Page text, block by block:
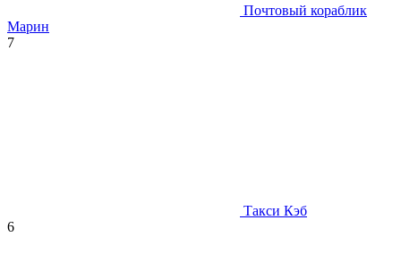
Почтовый кораблик
Марин
7
Такси Кэб
6